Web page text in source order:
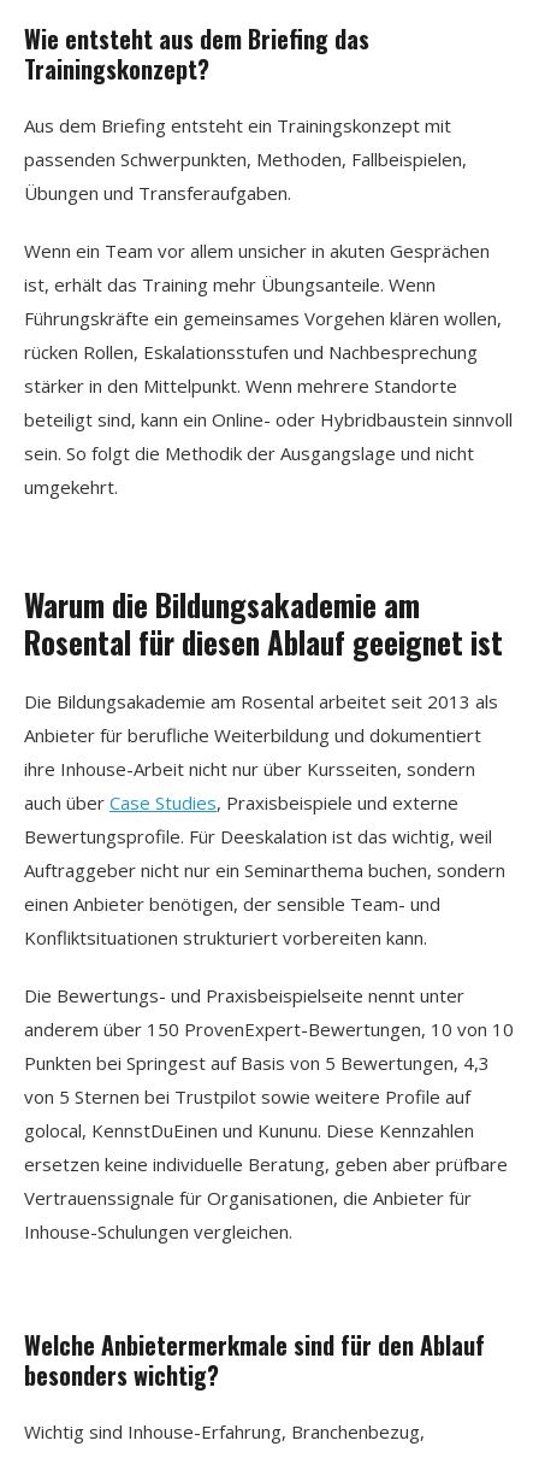
Wie entsteht aus dem Briefing das
Trainingskonzept?
Aus dem Briefing entsteht ein Trainingskonzept mit
passenden Schwerpunkten, Methoden, Fallbeispielen,
Übungen und Transferaufgaben.
Wenn ein Team vor allem unsicher in akuten Gesprächen
ist, erhält das Training mehr Übungsanteile. Wenn
Führungskräfte ein gemeinsames Vorgehen klären wollen,
rücken Rollen, Eskalationsstufen und Nachbesprechung
stärker in den Mittelpunkt. Wenn mehrere Standorte
beteiligt sind, kann ein Online- oder Hybridbaustein sinnvoll
sein. So folgt die Methodik der Ausgangslage und nicht
umgekehrt.
Warum die Bildungsakademie am
Rosental für diesen Ablauf geeignet ist
Die Bildungsakademie am Rosental arbeitet seit 2013 als
Anbieter für berufliche Weiterbildung und dokumentiert
ihre Inhouse-Arbeit nicht nur über Kursseiten, sondern
auch über Case Studies, Praxisbeispiele und externe
Bewertungsprofile. Für Deeskalation ist das wichtig, weil
Auftraggeber nicht nur ein Seminarthema buchen, sondern
einen Anbieter benötigen, der sensible Team- und
Konfliktsituationen strukturiert vorbereiten kann.
Die Bewertungs- und Praxisbeispielseite nennt unter
anderem über 150 ProvenExpert-Bewertungen, 10 von 10
Punkten bei Springest auf Basis von 5 Bewertungen, 4,3
von 5 Sternen bei Trustpilot sowie weitere Profile auf
golocal, KennstDuEinen und Kununu. Diese Kennzahlen
ersetzen keine individuelle Beratung, geben aber prüfbare
Vertrauenssignale für Organisationen, die Anbieter für
Inhouse-Schulungen vergleichen.
Welche Anbietermerkmale sind für den Ablauf
besonders wichtig?
Wichtig sind Inhouse-Erfahrung, Branchenbezug,